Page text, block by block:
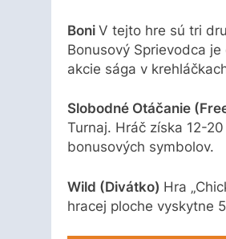
Boni V tejto hre sú tri
Bonusový Sprievodca
akcie sága v
Slobodné Otáčanie
Turnaj. Hráč získa 12-
bonusových symbolov.
Wild (Divátko) Hra
hracej ploche vyskytne